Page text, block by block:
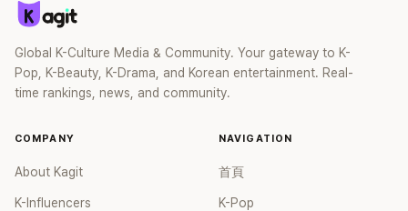
Global K-Culture Media & Community. Your gateway to K-
Pop, K-Beauty, K-Drama, and Korean entertainment. Real-
time rankings, news, and community.
COMPANY
About Kagit
K-Influencers
NAVIGATION
首頁
K-Pop